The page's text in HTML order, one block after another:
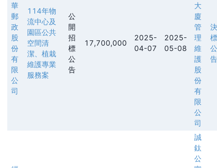
華
郵
政
股
份
有
限
公
司
114年物
流中心及
園區公共
空間清
潔、植栽
維護專業
服務案
公
開
招
標
公
告
17,700,000
2025-
04-07
2025-
05-08
大
廈
管
理
維
護
股
份
有
限
公
司
決
標
公
告
誠
鈦
公